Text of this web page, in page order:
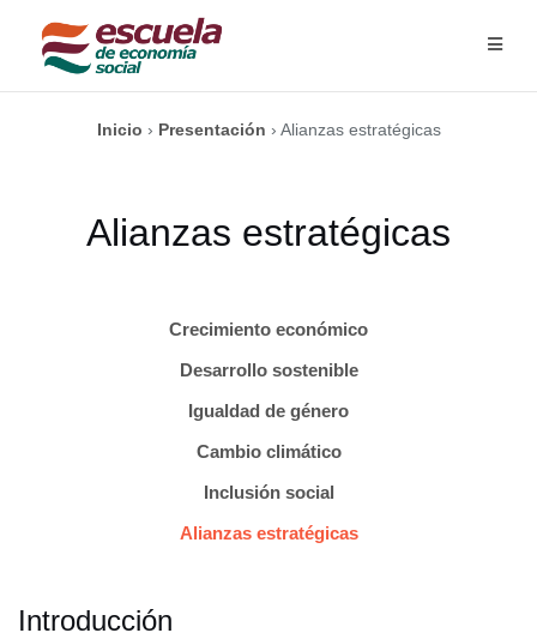
contenido
Inicio › Presentación › Alianzas estratégicas
Alianzas estratégicas
Crecimiento económico
Desarrollo sostenible
Igualdad de género
Cambio climático
Inclusión social
Alianzas estratégicas
Introducción